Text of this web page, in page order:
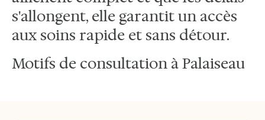
s'allongent, elle garantit un accès
aux soins rapide et sans détour.
Motifs de consultation à Palaiseau